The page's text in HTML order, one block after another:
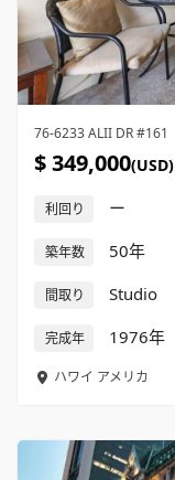
76-6233 ALII DR #161
$ 349,000(USD)
利回り ー
築年数 50年
間取り Studio
完成年 1976年
ハワイ アメリカ